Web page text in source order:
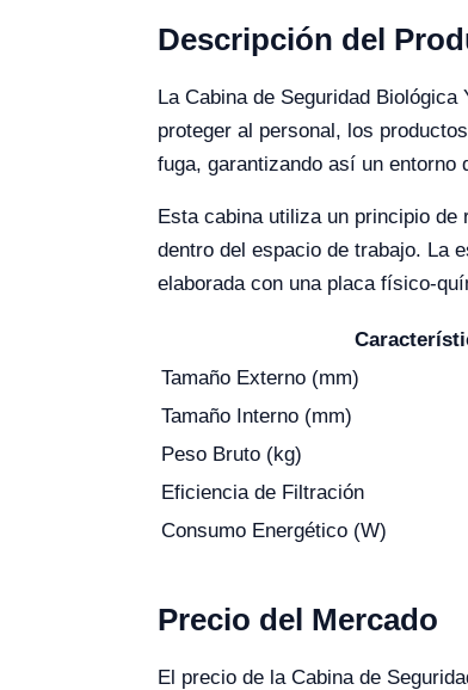
Descripción del
La Cabina de Seguridad
proteger al personal, los
fuga, garantizando así un entorno
Esta cabina utiliza un principio
dentro del espacio de trabajo. La
elaborada con una placa físico-
Tamaño Externo (mm)
Tamaño Interno (mm)
Peso Bruto (kg)
Eficiencia de Filtración
Consumo Energético (W)
Precio del Mercado
El precio de la Cabina de